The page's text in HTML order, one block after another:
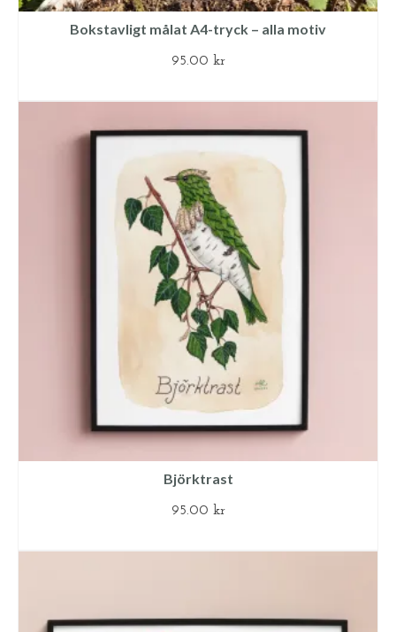
Bokstavligt målat A4-tryck – alla motiv
95.00 kr
Björktrast
95.00 kr